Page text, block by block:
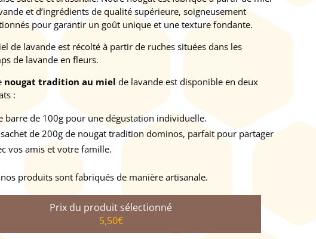
et d’ingrédients de qualité supérieure, soigneusement
pour garantir un goût unique et une texture fondante.
de lavande est récolté à partir de ruches situées dans les
de lavande en fleurs.
nougat tradition au miel de lavande est disponible en deux
:
barre de 100g pour une dégustation individuelle.
de 200g de nougat tradition dominos, parfait pour partager
vos amis et votre famille.
produits sont fabriqués de manière artisanale.
5,50€